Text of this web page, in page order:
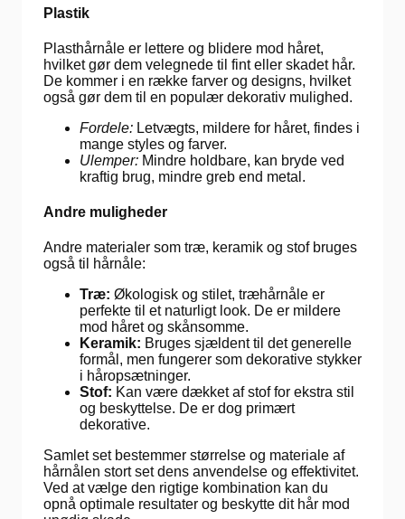
Plastik
Plasthårnåle er lettere og blidere mod håret,
hvilket gør dem velegnede til fint eller skadet hår.
De kommer i en række farver og designs, hvilket
også gør dem til en populær dekorativ mulighed.
Fordele: Letvægts, mildere for håret, findes i
mange styles og farver.
Ulemper: Mindre holdbare, kan bryde ved
kraftig brug, mindre greb end metal.
Andre muligheder
Andre materialer som træ, keramik og stof bruges
også til hårnåle:
Træ: Økologisk og stilet, træhårnåle er
perfekte til et naturligt look. De er mildere
mod håret og skånsomme.
Keramik: Bruges sjældent til det generelle
formål, men fungerer som dekorative stykker
i håropsætninger.
Stof: Kan være dækket af stof for ekstra stil
og beskyttelse. De er dog primært
dekorative.
Samlet set bestemmer størrelse og materiale af
hårnålen stort set dens anvendelse og effektivitet.
Ved at vælge den rigtige kombination kan du
opnå optimale resultater og beskytte dit hår mod